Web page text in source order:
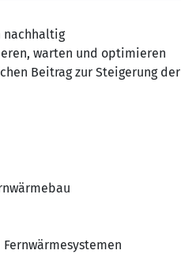
nachhaltig
warten und optimieren
Beitrag zur Steigerung der